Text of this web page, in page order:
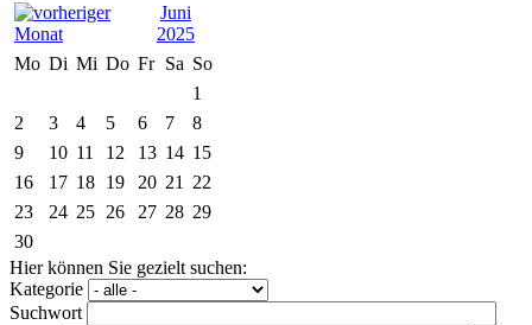
Juni
2025
Mo Di Mi Do Fr Sa So
1
2
3 4 5 6 7
8
9
10 11 12 13 14 15
16
17 18 19 20 21
22
23
24 25 26 27 28 29
30
Hier können Sie gezielt suchen:
Kategorie
Suchwort